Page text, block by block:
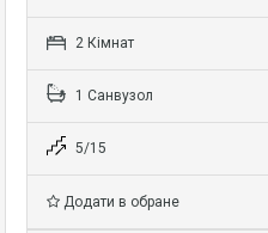
2 Кімнат
1 Санвузол
5/15
Додати в обране